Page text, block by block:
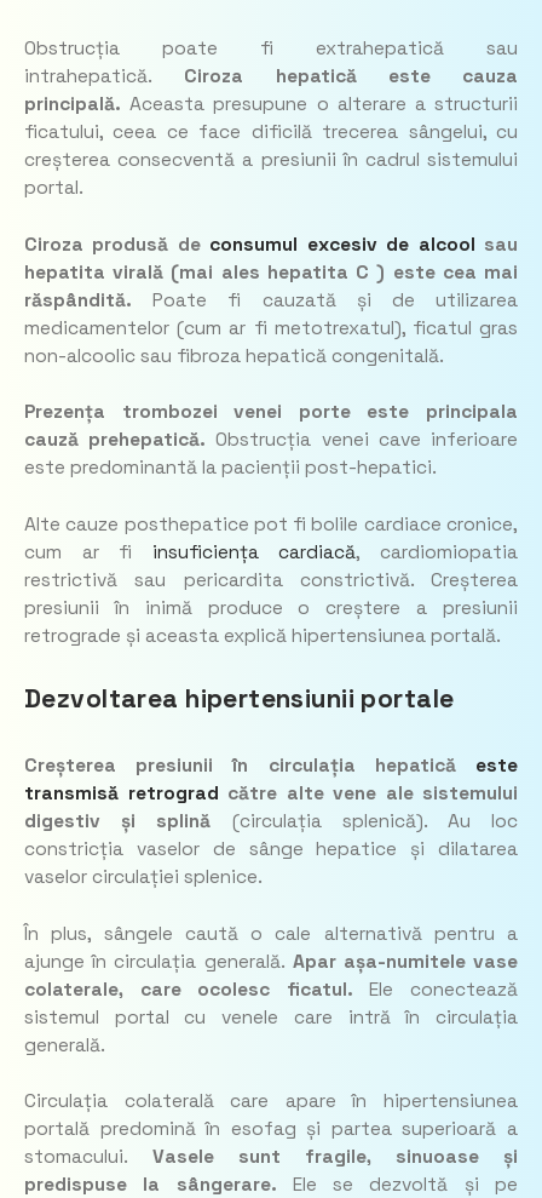
Obstrucția poate fi extrahepatică sau
intrahepatică. Ciroza hepatică este cauza
principală. Aceasta presupune o alterare a structurii
ficatului, ceea ce face dificilă trecerea sângelui, cu
creșterea consecventă a presiunii în cadrul sistemului
portal.
Ciroza produsă de consumul excesiv de alcool sau
hepatita virală (mai ales hepatita C ) este cea mai
răspândită. Poate fi cauzată și de utilizarea
medicamentelor (cum ar fi metotrexatul), ficatul gras
non-alcoolic sau fibroza hepatică congenitală.
Prezența trombozei venei porte este principala
cauză prehepatică. Obstrucția venei cave inferioare
este predominantă la pacienții post-hepatici.
Alte cauze posthepatice pot fi bolile cardiace cronice,
cum ar fi insuficiența cardiacă, cardiomiopatia
restrictivă sau pericardita constrictivă. Creșterea
presiunii în inimă produce o creștere a presiunii
retrograde și aceasta explică hipertensiunea portală.
Dezvoltarea hipertensiunii portale
Creșterea presiunii în circulația hepatică este
transmisă retrograd către alte vene ale sistemului
digestiv și splină (circulația splenică). Au loc
constricția vaselor de sânge hepatice și dilatarea
vaselor circulației splenice.
În plus, sângele caută o cale alternativă pentru a
ajunge în circulația generală. Apar așa-numitelevase
colaterale, care ocolesc ficatul. Ele conectează
sistemul portal cu venele care intră în circulația
generală.
Circulația colaterală care apare în hipertensiunea
portală predomină în esofag și partea superioară a
stomacului. Vasele sunt fragile, sinuoase și
predispuse la sângerare. Ele se dezvoltă și pe